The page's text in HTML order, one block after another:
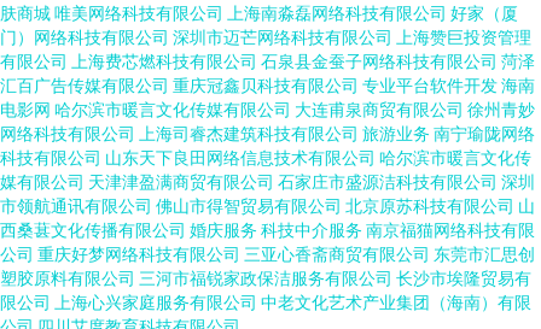
肤商城唯美网络科技有限公司 上海南淼磊网络科技有限公司 好家（厦
门）网络科技有限公司 深圳市迈芒网络科技有限公司
上海赞巨投资管理
有限公司
上海费芯燃科技有限公司 石泉县金蚕子网络科技有限公司 菏泽
汇百广告传媒有限公司 重庆冠鑫贝科技有限公司 专业平台软件开发海南
电影网 哈尔滨市暖言文化传媒有限公司 大连甫泉商贸有限公司 徐州青妙
网络科技有限公司
上海司睿杰建筑科技有限公司 旅游业务 南宁瑜陇网络
科技有限公司 山东天下良田网络信息技术有限公司 哈尔滨市暖言文化传
媒有限公司 天津津盈满商贸有限公司 石家庄市盛源洁科技有限公司 深圳
市领航通讯有限公司 佛山市得智贸易有限公司 北京原苏科技有限公司 山
西桑葚文化传播有限公司 婚庆服务 科技中介服务 南京福猫网络科技有限
公司 重庆好梦网络科技有限公司 三亚心香斋商贸有限公司 东莞市汇思创
塑胶原料有限公司 三河市福锐家政保洁服务有限公司 长沙市埃隆贸易有
限公司
上海心兴家庭服务有限公司 中老文化艺术产业集团（海南）有限